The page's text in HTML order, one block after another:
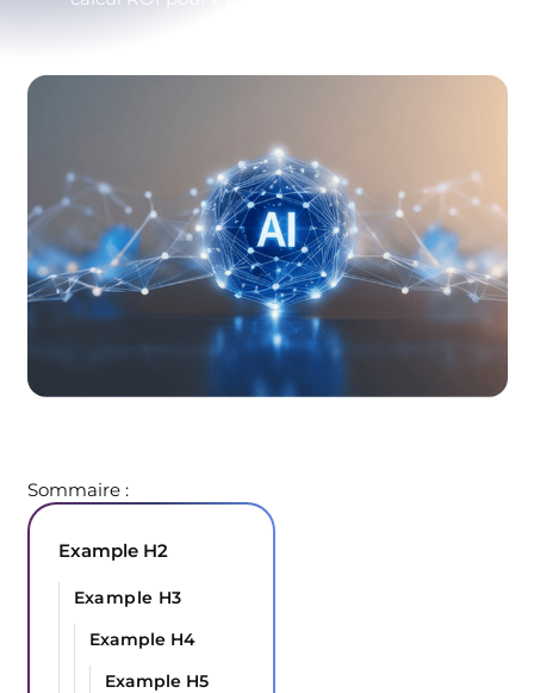
Sommaire :
Example H2
Example H3
Example H4
Example H5